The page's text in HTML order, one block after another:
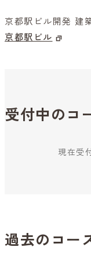
京都駅ビル開発 建
京都駅ビル
受付中のコ
現在受
過去のコー